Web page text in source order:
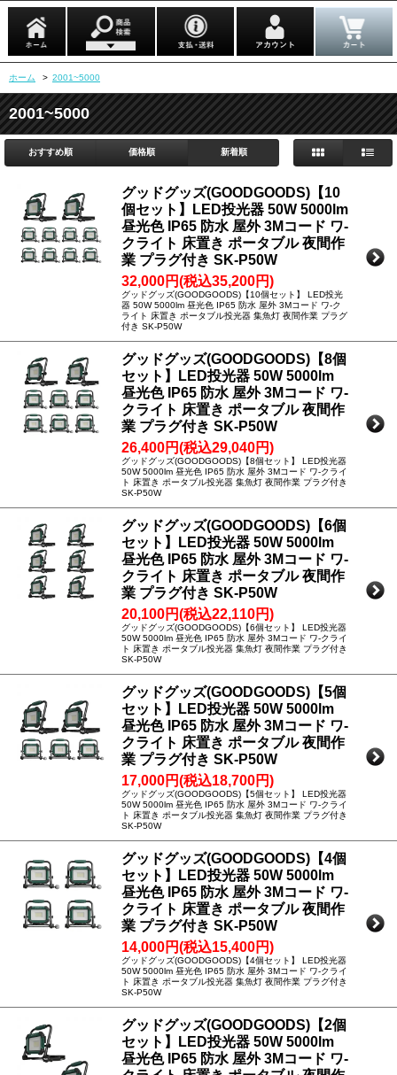
ホーム > 2001~5000
2001~5000
おすすめ順 価格順 新着順
グッドグッズ(GOODGOODS)【10
個セット】LED投光器 50W 5000lm
昼光色 IP65 防水 屋外 3Mコード ワ-
クライト 床置き ポータブル 夜間作
業 プラグ付き SK-P50W
32,000円(税込35,200円)
グッドグッズ(GOODGOODS)【10個セット】 LED投光
器 50W 5000lm 昼光色 IP65 防水 屋外 3Mコード ワ-ク
ライト 床置き ポータブル投光器 集魚灯 夜間作業 プラグ
付き SK-P50W
グッドグッズ(GOODGOODS)【8個
セット】LED投光器 50W 5000lm
昼光色 IP65 防水 屋外 3Mコード ワ-
クライト 床置き ポータブル 夜間作
業 プラグ付き SK-P50W
26,400円(税込29,040円)
グッドグッズ(GOODGOODS)【8個セット】 LED投光器
50W 5000lm 昼光色 IP65 防水 屋外 3Mコード ワ-クライ
ト 床置き ポータブル投光器 集魚灯 夜間作業 プラグ付き
SK-P50W
グッドグッズ(GOODGOODS)【6個
セット】LED投光器 50W 5000lm
昼光色 IP65 防水 屋外 3Mコード ワ-
クライト 床置き ポータブル 夜間作
業 プラグ付き SK-P50W
20,100円(税込22,110円)
グッドグッズ(GOODGOODS)【6個セット】 LED投光器
50W 5000lm 昼光色 IP65 防水 屋外 3Mコード ワ-クライ
ト 床置き ポータブル投光器 集魚灯 夜間作業 プラグ付き
SK-P50W
グッドグッズ(GOODGOODS)【5個
セット】LED投光器 50W 5000lm
昼光色 IP65 防水 屋外 3Mコード ワ-
クライト 床置き ポータブル 夜間作
業 プラグ付き SK-P50W
17,000円(税込18,700円)
グッドグッズ(GOODGOODS)【5個セット】 LED投光器
50W 5000lm 昼光色 IP65 防水 屋外 3Mコード ワ-クライ
ト 床置き ポータブル投光器 集魚灯 夜間作業 プラグ付き
SK-P50W
グッドグッズ(GOODGOODS)【4個
セット】LED投光器 50W 5000lm
昼光色 IP65 防水 屋外 3Mコード ワ-
クライト 床置き ポータブル 夜間作
業 プラグ付き SK-P50W
14,000円(税込15,400円)
グッドグッズ(GOODGOODS)【4個セット】 LED投光器
50W 5000lm 昼光色 IP65 防水 屋外 3Mコード ワ-クライ
ト 床置き ポータブル投光器 集魚灯 夜間作業 プラグ付き
SK-P50W
グッドグッズ(GOODGOODS)【2個
セット】LED投光器 50W 5000lm
昼光色 IP65 防水 屋外 3Mコード ワ-